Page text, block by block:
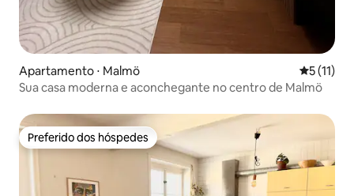
Apartamento ⋅ Malmö 5 de uma
5 (11)
Sua casa moderna e aconchegante no centro de Malmö
Preferido dos hóspedes
Preferido dos hóspedes